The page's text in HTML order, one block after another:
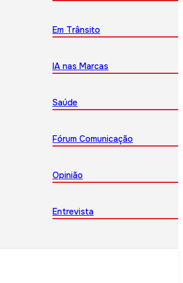
Em Trânsito
IA nas Marcas
Saúde
Fórum Comunicação
Opinião
Entrevista